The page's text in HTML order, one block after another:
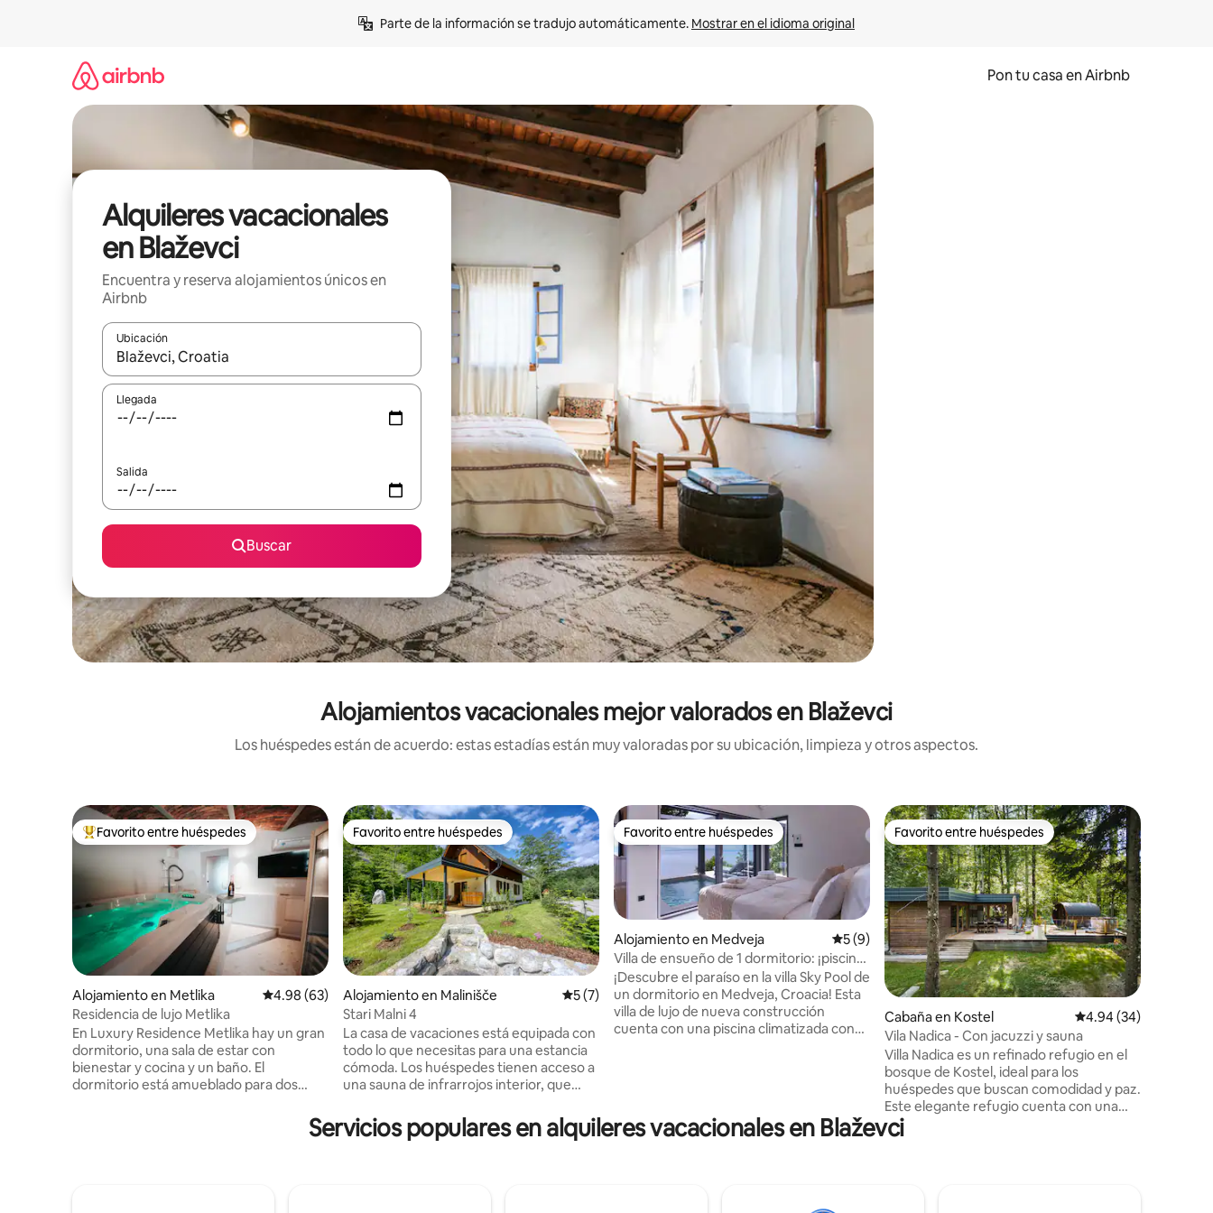
Parte de la información se tradujo automáticamente. Mostrar en el idioma original
Pon tu casa en Airbnb
Alquileres vacacionales
en Blaževci
Encuentra y reserva alojamientos únicos en
Airbnb
Ubicación
Cuando los resultados estén disponibles, navega con las teclas de flecha hacia arriba y hacia abajo o explora con el tacto o desliza el dedo.
Llegada
Salida
Buscar
Alojamientos vacacionales mejor valorados en Blaževci
Los huéspedes están de acuerdo: estas estadías están muy valoradas por su ubicación, limpieza y otros aspectos.
Favorito entre huéspedes preferido
Favorito entre huéspedes
Alojamiento en Metlika Calificación promedio: 4.98 de 5, 63 reseñas
4.98 (63)
Residencia de lujo Metlika
En Luxury Residence Metlika hay un gran
dormitorio, una sala de estar con
bienestar y cocina y un baño. El
dormitorio está amueblado para dos
equipada con el equipo moderno y todo
Favorito entre huéspedes
Favorito entre huéspedes
Alojamiento en Malinišče Calificación promedio: 5 de 5, 7 reseñas
5 (7)
Stari Malni 4
La casa de vacaciones está equipada con
todo lo que necesitas para una estancia
cómoda. Los huéspedes tienen acceso a
una sauna de infrarrojos interior, que
hidromasaje al aire libre está disponible
por una tarifa adicional, acordada
Favorito entre huéspedes
Favorito entre huéspedes
Alojamiento en Medveja Calificación promedio: 5 de 5, 9 reseñas
5 (9)
Villa de ensueño de 1 dormitorio: ¡piscina
climatizada, jacuzzi y sauna!
¡Descubre el paraíso en la villa Sky Pool de
un dormitorio en Medveja, Croacia! Esta
villa de lujo de nueva construcción
cuenta con una piscina climatizada con
cocina totalmente amueblada, una
acogedora sala de estar con un televisor
Favorito entre huéspedes
Favorito entre huéspedes
Cabaña en Kostel Calificación
4.94 (34)
Vila Nadica - Con jacuzzi y sauna
Villa Nadica es un refinado refugio en el
bosque de Kostel, ideal para los
huéspedes que buscan comodidad y paz.
Este elegante refugio cuenta con una
acogedora cama doble y un sofá cama.
La villa incluye un escritorio, una cocina
Servicios populares en alquileres vacacionales en Blaževci